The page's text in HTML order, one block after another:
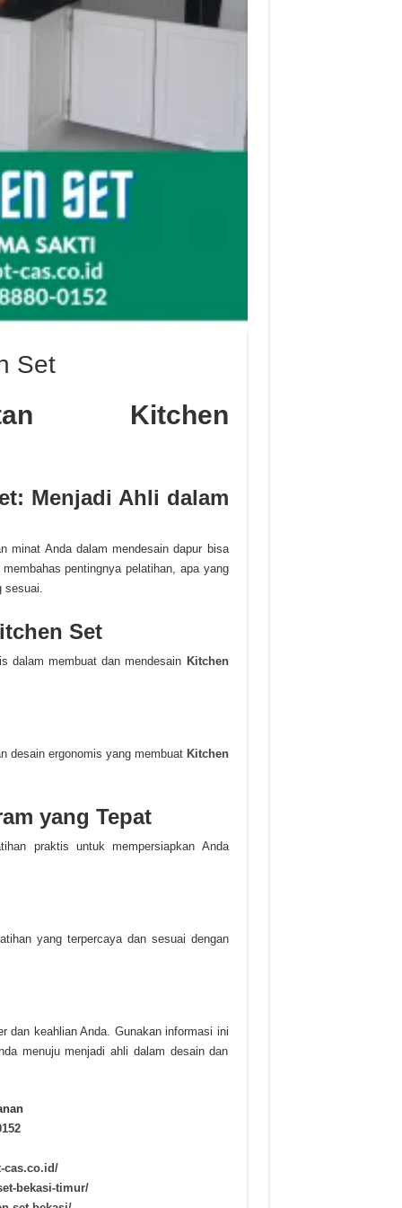
Set
Kitchen
Menjadi Ahli dalam
minat Anda dalam mendesain dapur bisa
pentingnya pelatihan, apa yang
sesuai.
Set
dalam membuat dan mendesain Kitchen
desain ergonomis yang membuat Kitchen
yang Tepat
praktis untuk mempersiapkan Anda
yang terpercaya dan sesuai dengan
dan keahlian Anda. Gunakan informasi ini
menuju menjadi ahli dalam desain dan
cas.co.id/
bekasi-timur/